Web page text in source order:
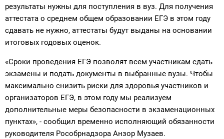
результаты нужны для поступления в вуз. Для получения
аттестата о среднем общем образовании ЕГЭ в этом году
сдавать не нужно, аттестаты будут выданы на основании
итоговых годовых оценок.
«Сроки проведения ЕГЭ позволят всем участникам сдать
экзамены и подать документы в выбранные вузы. Чтобы
максимально снизить риски для здоровья участников и
организаторов ЕГЭ, в этом году мы реализуем
дополнительные меры безопасности в экзаменационных
пунктах», - сообщил временно исполняющий обязанности
руководителя Рособрнадзора Анзор Музаев.